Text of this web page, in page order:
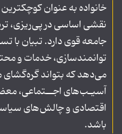
خانواده به عنوان
نقشی اساسی در پی‌ریزی،
جامعه قوی دارد. تبیان با
توانمندسازی، خدمات و
می‌دهد که بتواند
آسیـب‌های اجــتماعی،
اقتصادی و چالش‌های
باشد.